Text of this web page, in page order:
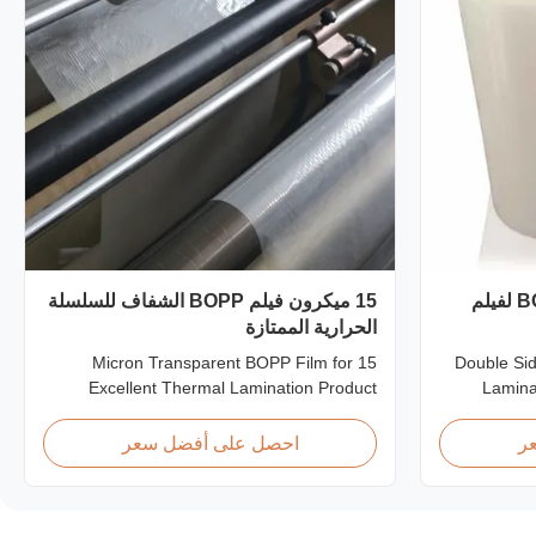
مواد إيفا مزدوجة الجوانب BOPP لفيلم
Double
different
printing.
15 ميكرون فيلم BOPP الشفاف للسلسلة
الحرارية الممتازة
15 Micron Transparent BOPP Film for
Excellent Thermal Lamination Product
Lamination Film is designed to preserve the
original color and appearance of printed
احصل على أفضل سعر